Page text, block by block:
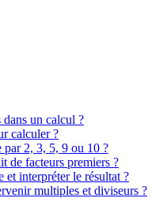
un calcul ?
calculer ?
2, 3, 5, 9 ou 10 ?
de facteurs premiers ?
interpréter le résultat ?
multiples et diviseurs ?